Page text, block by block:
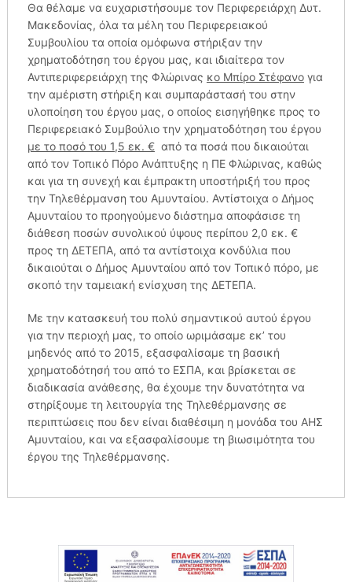
Θα θέλαμε να ευχαριστήσουμε τον Περιφερειάρχη Δυτ.
Μακεδονίας, όλα τα μέλη του Περιφερειακού
Συμβουλίου τα οποία ομόφωνα στήριξαν την
χρηματοδότηση του έργου μας, και ιδιαίτερα τον
Αντιπεριφερειάρχη της Φλώρινας κο Μπίρο Στέφανογια
την αμέριστη στήριξη και συμπαράστασή του στην
υλοποίηση του έργου μας, ο οποίος εισηγήθηκε προς το
Περιφερειακό Συμβούλιο την χρηματοδότηση του έργου
με το ποσό του 1,5 εκ. €από τα ποσά που δικαιούται
από τον Τοπικό Πόρο Ανάπτυξης η ΠΕ Φλώρινας, καθώς
και για τη συνεχή και έμπρακτη υποστήριξή του προς
την Τηλεθέρμανση του Αμυνταίου. Αντίστοιχα ο Δήμος
Αμυνταίου το προηγούμενο διάστημα αποφάσισε τη
διάθεση ποσών συνολικού ύψους περίπου 2,0 εκ. €
προς τη ΔΕΤΕΠΑ, από τα αντίστοιχα κονδύλια που
δικαιούται ο Δήμος Αμυνταίου από τον Τοπικό πόρο, με
σκοπό την ταμειακή ενίσχυση της ΔΕΤΕΠΑ.
Με την κατασκευή του πολύ σημαντικού αυτού έργου
για την περιοχή μας, το οποίο ωριμάσαμε εκ’ του
μηδενός από το 2015, εξασφαλίσαμε τη βασική
χρηματοδότησή του από το ΕΣΠΑ, και βρίσκεται σε
διαδικασία ανάθεσης, θα έχουμε την δυνατότητα να
στηρίξουμε τη λειτουργία της Τηλεθέρμανσης σε
περιπτώσεις που δεν είναι διαθέσιμη η μονάδα του ΑΗΣ
Αμυνταίου, και να εξασφαλίσουμε τη βιωσιμότητα του
έργου της Τηλεθέρμανσης.